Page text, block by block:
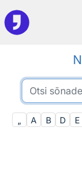
Otsingu juurde
„ A B D E